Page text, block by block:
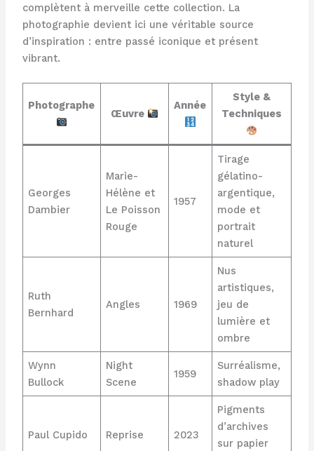
complètent à merveille cette collection. La
photographie devient ici une véritable source
d’inspiration : entre passé iconique et présent
vibrant.
Photographe
Œuvre
Année
Style &
Techniques
Georges
Dambier
Marie-
Hélène et
Le Poisson
Rouge
1957
Tirage
gélatino-
argentique,
mode et
portrait
naturel
Ruth
Bernhard
Angles 1969
Nus
artistiques,
jeu de
lumière et
ombre
Wynn
Bullock
Night
Scene
1959
Surréalisme,
shadow play
Paul Cupido Reprise 2023
Pigments
d’archives
sur papier